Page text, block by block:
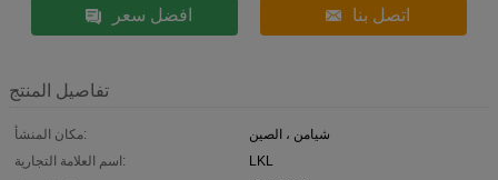
افضل سعر اتصل بنا
تفاصيل المنتج
مكان المنشأ:
شيامن ، الصين
اسم العلامة التجارية:
LKL